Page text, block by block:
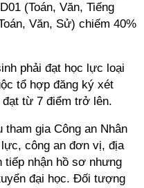
(Toán, Văn, Tiếng
Văn, Sử) chiếm 40%
phải đạt học lực loại
tổ hợp đăng ký xét
từ 7 điểm trở lên.
gia Công an Nhân
công an đơn vị, địa
nhận hồ sơ nhưng
đại học. Đối tượng